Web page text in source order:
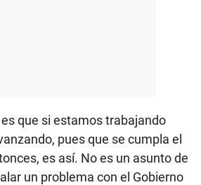
que si estamos trabajando
pues que se cumpla el
es así. No es un asunto de
un problema con el Gobierno